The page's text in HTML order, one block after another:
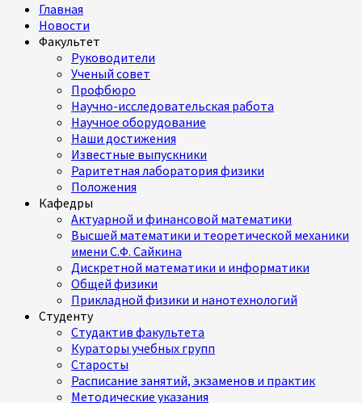
Главная
Новости
Факультет
Руководители
Ученый совет
Профбюро
Научно-исследовательская работа
Научное оборудование
Наши достижения
Известные выпускники
Раритетная лаборатория физики
Положения
Кафедры
Актуарной и финансовой математики
Высшей математики и теоретической механики
имени С.Ф. Сайкина
Дискретной математики и информатики
Общей физики
Прикладной физики и нанотехнологий
Студенту
Студактив факультета
Кураторы учебных групп
Старосты
Расписание занятий, экзаменов и практик
Методические указания